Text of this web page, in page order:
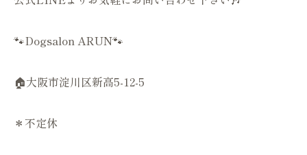
🐾Dogsalon ARUN🐾
🏠大阪市淀川区新高5-12-5
＊不定休